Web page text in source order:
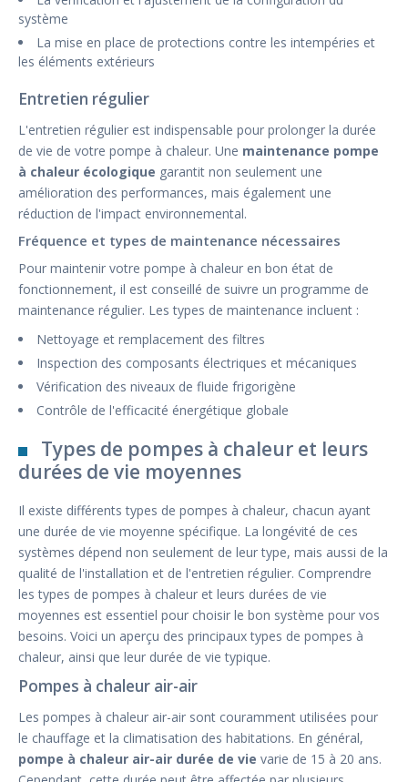
système
La mise en place de protections contre les intempéries et
les éléments extérieurs
Entretien régulier
L'entretien régulier est indispensable pour prolonger la durée
de vie de votre pompe à chaleur. Une maintenance pompe
à chaleur écologique garantit non seulement une
amélioration des performances, mais également une
réduction de l'impact environnemental.
Fréquence et types de maintenance nécessaires
Pour maintenir votre pompe à chaleur en bon état de
fonctionnement, il est conseillé de suivre un programme de
maintenance régulier. Les types de maintenance incluent :
Nettoyage et remplacement des filtres
Inspection des composants électriques et mécaniques
Vérification des niveaux de fluide frigorigène
Contrôle de l'efficacité énergétique globale
Types de pompes à chaleur et leurs
durées de vie moyennes
Il existe différents types de pompes à chaleur, chacun ayant
une durée de vie moyenne spécifique. La longévité de ces
systèmes dépend non seulement de leur type, mais aussi de la
qualité de l'installation et de l'entretien régulier. Comprendre
les types de pompes à chaleur et leurs durées de vie
moyennes est essentiel pour choisir le bon système pour vos
besoins. Voici un aperçu des principaux types de pompes à
chaleur, ainsi que leur durée de vie typique.
Pompes à chaleur air-air
Les pompes à chaleur air-air sont couramment utilisées pour
le chauffage et la climatisation des habitations. En général,
pompe à chaleur air-air durée de vie varie de 15 à 20 ans.